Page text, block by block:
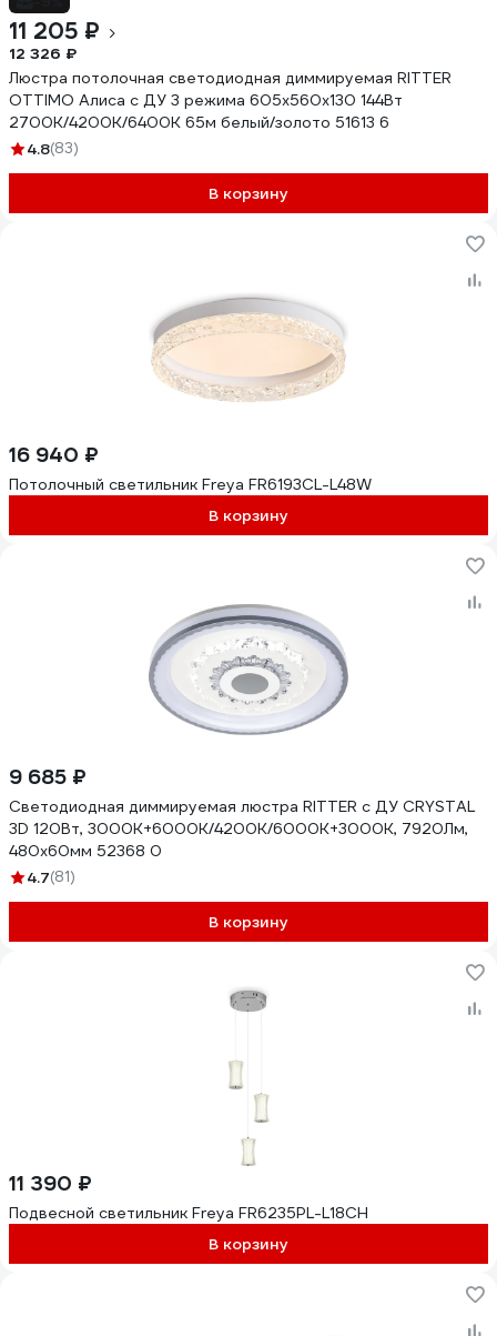
11 205 ₽
12 326 ₽
Люстра потолочная светодиодная диммируемая RITTER
OTTIMO Алиса с ДУ 3 режима 605x560x130 144Вт
2700K/4200K/6400K 65м белый/золото 51613 6
4.8(83)
В корзину
16 940 ₽
Потолочный светильник Freya FR6193CL-L48W
В корзину
9 685 ₽
Светодиодная диммируемая люстра RITTER с ДУ CRYSTAL
3D 120Вт, 3000К+6000K/4200К/6000К+3000K, 7920Лм,
480x60мм 52368 0
4.7(81)
В корзину
11 390 ₽
Подвесной светильник Freya FR6235PL-L18CH
В корзину